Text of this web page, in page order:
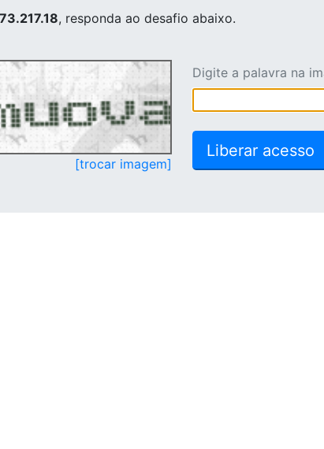
, responda ao desafio abaixo.
[trocar imagem]
Digite a palavra na